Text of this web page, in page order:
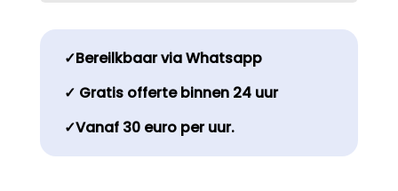
✓Bereilkbaar via Whatsapp
✓ Gratis offerte binnen 24 uur
✓Vanaf 30 euro per uur.